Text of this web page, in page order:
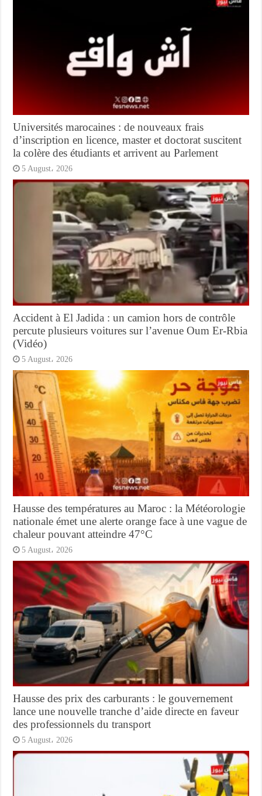
Universités marocaines : de nouveaux frais
d’inscription en licence, master et doctorat suscitent
la colère des étudiants et arrivent au Parlement
5 August، 2026
Accident à El Jadida : un camion hors de contrôle
percute plusieurs voitures sur l’avenue Oum Er-Rbia
(Vidéo)
5 August، 2026
Hausse des températures au Maroc : la Météorologie
nationale émet une alerte orange face à une vague de
chaleur pouvant atteindre 47°C
5 August، 2026
Hausse des prix des carburants : le gouvernement
lance une nouvelle tranche d’aide directe en faveur
des professionnels du transport
5 August، 2026